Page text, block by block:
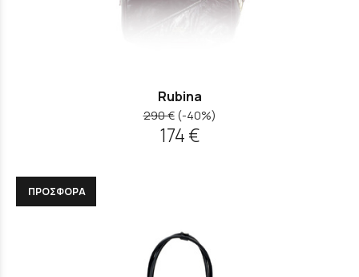
Rubina
290 € (-40%)
174 €
ΠΡΟΣΦΟΡΑ